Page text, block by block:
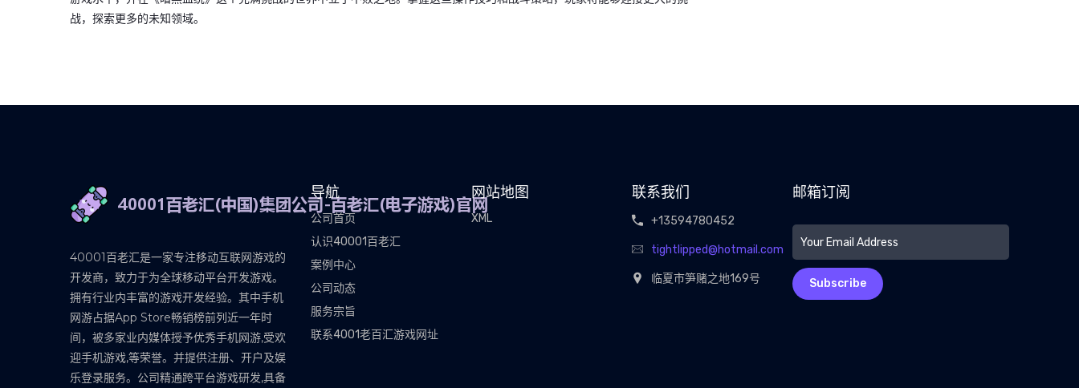
战，探索更多的未知领域。
40001百老汇是一家专注移动互联网游戏的
开发商，致力于为全球移动平台开发游戏。
拥有行业内丰富的游戏开发经验。其中手机
网游占据App Store畅销榜前列近一年时
间，被多家业内媒体授予优秀手机网游,受欢
迎手机游戏,等荣誉。并提供注册、开户及娱
乐登录服务。公司精通跨平台游戏研发,具备
导航
公司首页
认识40001百老汇
案例中心
公司动态
服务宗旨
联系4001老百汇游戏网址
网站地图
XML
联系我们
+13594780452
tightlipped@hotmail.com
临夏市笋赌之地169号
邮箱订阅
Subscribe